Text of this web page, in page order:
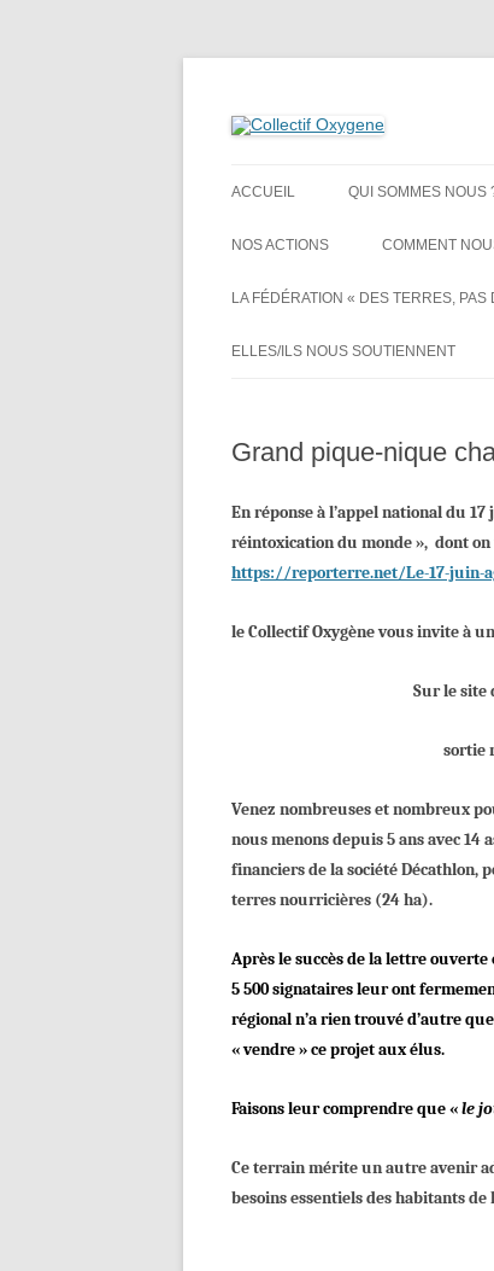
Collectif Oxygene
ACCUEIL QUI SOMMES NOUS
NOS ACTIONS COMMENT
LA FÉDÉRATION « DES TERRES, PAS
ELLES/ILS NOUS SOUTIENNENT
Grand pique-nique
En réponse à l’appel national du
réintoxication du monde », dont
https://reporterre.net/Le-17-juin-
le Collectif Oxygène vous invite à
Sur le site
sortie
Venez nombreuses et nombreux
nous menons depuis5 ans avec 14
financiersde la société Décathlon,
terres nourricières (24 ha).
Après le succès de la lettre
5 500 signataires leur ont
régional n’a rien trouvé d’autre
« vendre » ce projet aux élus.
Faisons leur comprendre que «le
Ce terrain mérite un autre avenir
besoins essentielsdes habitantsde